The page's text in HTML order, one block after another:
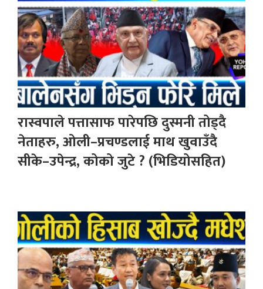
रास्वपाले पत्तासाफ पारेपछि दुस्मनी तोड्दै
नेताहरु, ओली–प्रचण्डलाई माथ खुवाउँदै
सीके–उपेन्द्र, कोको जुटे ? (भिडियोसहित)